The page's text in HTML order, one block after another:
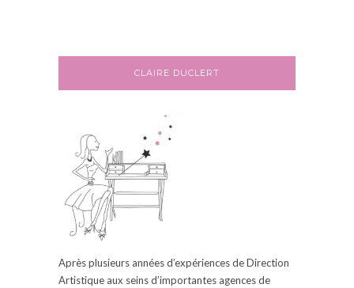
CLAIRE DUCLERT
Après plusieurs années d’expériences de Direction
Artistique aux seins d’importantes agences de